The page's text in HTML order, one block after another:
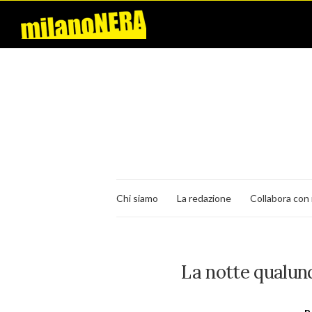
Chi siamo La redazione Collabora con
La notte